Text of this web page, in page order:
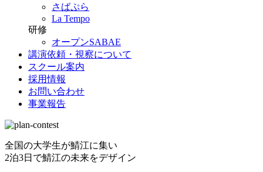
さばぷら
La Tempo
研修
オープンSABAE
講演依頼・視察について
スクール案内
採用情報
お問い合わせ
事業報告
全国の大学生が鯖江に集い
2泊3日で鯖江の未来をデザイン